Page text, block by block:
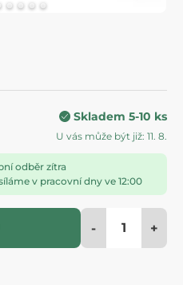
Skladem 5-10 ks
U vás může být již: 11. 8.
odběr zítra
v pracovní dny ve 12:00
- +